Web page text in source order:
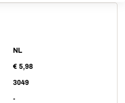
NL
€ 5,98
3049
-